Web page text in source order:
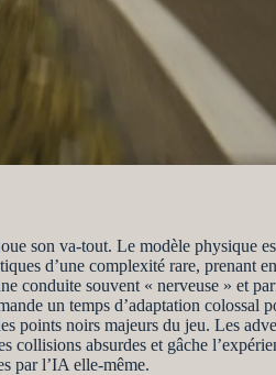
son va-tout. Le modèle physique
d’une complexité rare, prenant
conduite souvent « nerveuse » et
un temps d’adaptation colossal
points noirs majeurs du jeu. Les
absurdes et gâche
par l’IA elle-même.